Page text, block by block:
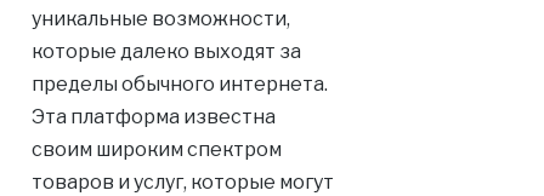
уникальные возможности,
которые далеко выходят за
пределы обычного интернета.
Эта платформа известна
своим широким спектром
товаров и услуг, которые могут